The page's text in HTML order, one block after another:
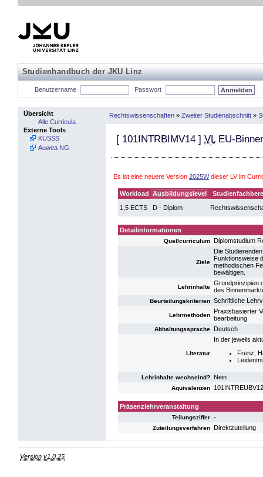
Studienhandbuch der JKU Linz
Benutzername Passwort
Übersicht
Alle Curricula
Externe Tools
KUSSS
Auwea NG
Rechtswissenschaften » Zweiter Studienabschnitt »
[ 101INTRBIMV14 ] VLEU-
Es ist eine neuere Version 2025Wdieser LV im
Workload Ausbildungslevel
1,5 ECTS
D - Diplom
Detailinformationen
Quellcurriculum Diplomstudium
Ziele
Die
Funktionsweise
methodischen
bewältigen.
Lehrinhalte
Grundprinzipien
des
Beurteilungskriterien Schriftliche
Lehrmethoden
Praxisbasierter
bearbeitung
Abhaltungssprache Deutsch
Literatur
In der jeweils
Frenz,
Lehrinhalte wechselnd? Nein
Äquivalenzen
Präsenzlehrveranstaltung
Teilungsziffer -
Zuteilungsverfahren Direktzuteilung
Version v1.0.25